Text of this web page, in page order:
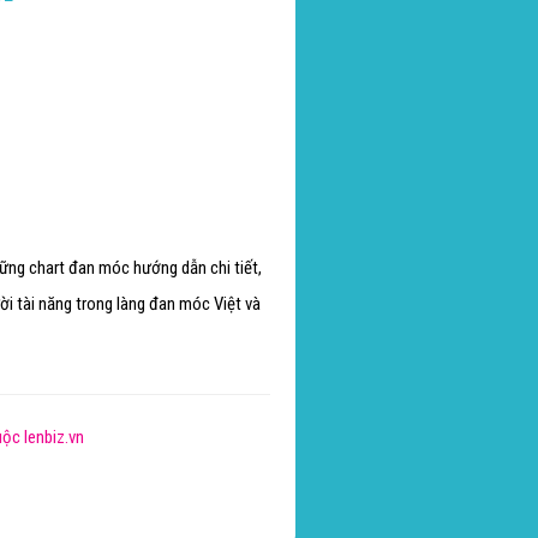
chart đan móc hướng dẫn chi tiết,
tài năng trong làng đan móc Việt và
lenbiz.vn